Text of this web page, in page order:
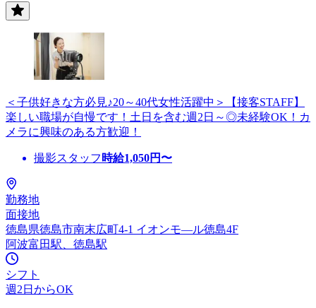
＜子供好きな方必見♪20～40代女性活躍中＞【接客STAFF】
楽しい職場が自慢です！土日を含む週2日～◎未経験OK！カ
メラに興味のある方歓迎！
撮影スタッフ 時給1,050円〜
勤務地
面接地
徳島県徳島市南末広町4-1 イオンモ—ル徳島4F
阿波富田駅、徳島駅
シフト
週2日からOK